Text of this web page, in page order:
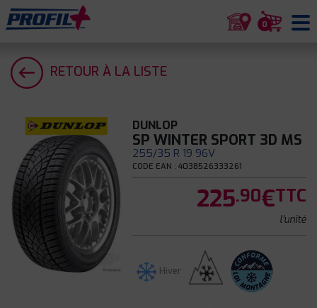
0
RETOUR À LA LISTE
DUNLOP
SP WINTER SPORT 3D MS
255/35 R 19 96V
CODE EAN : 4038526333261
225.90€TTC
l'unité
Hiver